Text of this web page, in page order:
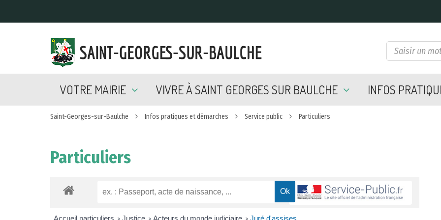
VOTRE MAIRIE VIVRE À SAINT GEORGES SUR BAULCHE INFOS
Saint-Georges-sur-Baulche Infos pratiques et démarches Service public Particuliers
Particuliers